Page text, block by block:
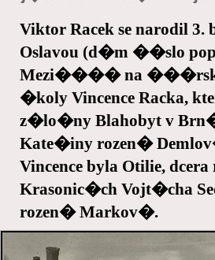
Viktor Racek se narodil
Oslavou (d�m ��slo
Mezi���� na
�koly Vincence Racka,
z�lo�ny Blahobyt v
Kate�iny rozen�
Vincence byla Otilie,
Krasonic�ch Vojt�cha
rozen� Markov�.